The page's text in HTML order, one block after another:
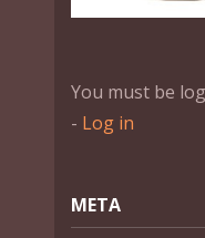
You must be
- Log in
МЕТА